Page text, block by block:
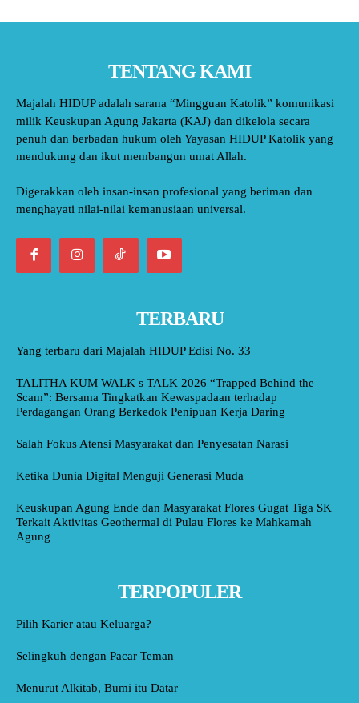
TENTANG KAMI
Majalah HIDUP adalah sarana “Mingguan Katolik” komunikasi
milik Keuskupan Agung Jakarta (KAJ) dan dikelola secara
penuh dan berbadan hukum oleh Yayasan HIDUP Katolik yang
mendukung dan ikut membangun umat Allah.
Digerakkan oleh insan-insan profesional yang beriman dan
menghayati nilai-nilai kemanusiaan universal.
TERBARU
Yang terbaru dari Majalah HIDUP Edisi No. 33
TALITHA KUM WALK s TALK 2026 “Trapped Behind the
Scam”: Bersama Tingkatkan Kewaspadaan terhadap
Perdagangan Orang Berkedok Penipuan Kerja Daring
Salah Fokus Atensi Masyarakat dan Penyesatan Narasi
Ketika Dunia Digital Menguji Generasi Muda
Keuskupan Agung Ende dan Masyarakat Flores Gugat Tiga SK
Terkait Aktivitas Geothermal di Pulau Flores ke Mahkamah
Agung
TERPOPULER
Pilih Karier atau Keluarga?
Selingkuh dengan Pacar Teman
Menurut Alkitab, Bumi itu Datar